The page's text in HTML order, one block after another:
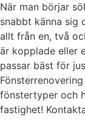
När man börjar
snabbt känna sig
allt från en, två
är kopplade eller
passar bäst för
fönstertyper och
fastighet!